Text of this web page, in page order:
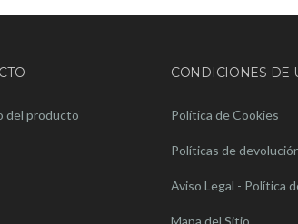
del producto
CONDICIONES DE
Política de Cookies
Políticas de
Aviso Legal - Política
Mapa del Sitio